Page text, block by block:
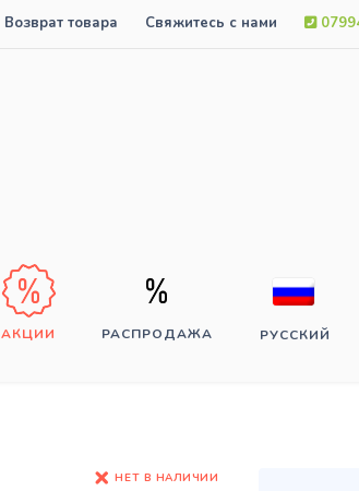
Возврат товара Свяжитесь с нами
АКЦИИ РАСПРОДАЖА РУССКИЙ
НЕТ В НАЛИЧИИ